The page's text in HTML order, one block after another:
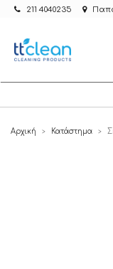
211 4040235
Αρχική > Κατάστημα >